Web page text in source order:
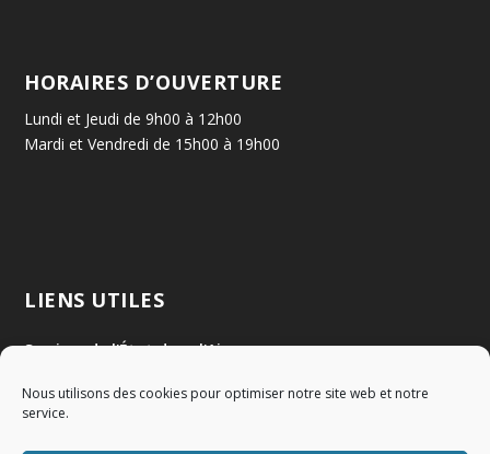
Nous utilisons des cookies pour optimiser notre site web et notre
service.
HORAIRES D’OUVERTURE
Lundi et Jeudi de 9h00 à 12h00
Mardi et Vendredi de 15h00 à 19h00
LIENS UTILES
Services de l'État dans l'Ain
Communauté de Communes Val de Saône Centre